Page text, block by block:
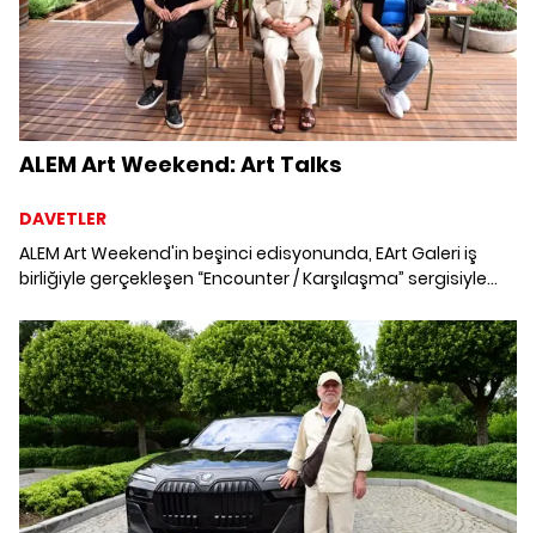
ALEM Art Weekend: Art Talks
DAVETLER
ALEM Art Weekend'in beşinci edisyonunda, EArt Galeri iş
birliğiyle gerçekleşen “Encounter / Karşılaşma” sergisiyle
Graf modatörlüğünde kendi sanatlarına yön veren
dinamikleri Art Talks'da paylaştı.